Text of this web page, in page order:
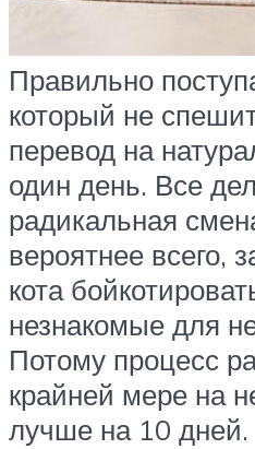
Правильно
который не
перевод на
один день. Все
радикальная
вероятнее всего,
кота
незнакомые для
Потому процесс
крайней мере на
лучше на 10 дней.